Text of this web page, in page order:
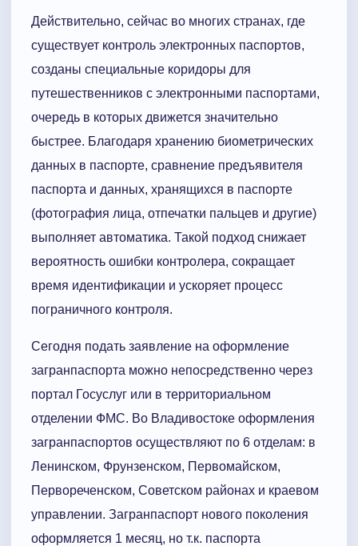
Действительно, сейчас во многих странах, где
существует контроль электронных паспортов,
созданы специальные коридоры для
путешественников с электронными паспортами,
очередь в которых движется значительно
быстрее. Благодаря хранению биометрических
данных в паспорте, сравнение предъявителя
паспорта и данных, хранящихся в паспорте
(фотография лица, отпечатки пальцев и другие)
выполняет автоматика. Такой подход снижает
вероятность ошибки контролера, сокращает
время идентификации и ускоряет процесс
пограничного контроля.
Сегодня подать заявление на оформление
загранпаспорта можно непосредственно через
портал Госуслуг или в территориальном
отделении ФМС. Во Владивостоке оформления
загранпаспортов осуществляют по 6 отделам: в
Ленинском, Фрунзенском, Первомайском,
Первореченском, Советском районах и краевом
управлении. Загранпаспорт нового поколения
оформляется 1 месяц, но т.к. паспорта